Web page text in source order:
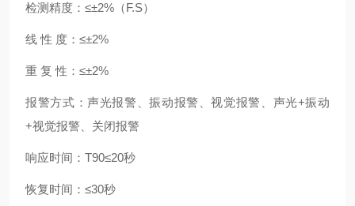
检测精度：≤±2%（F.S）
线 性 度：≤±2%
重 复 性：≤±2%
报警方式：声光报警、振动报警、视觉报警、声光+振动
+视觉报警、关闭报警
响应时间：T90≤20秒
恢复时间：≤30秒